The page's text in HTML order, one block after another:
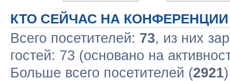
КТО СЕЙЧАС НА КОНФЕРЕНЦИИ
Всего посетителей: 73, из них
гостей: 73 (основано на
Больше всего посетителей (2921